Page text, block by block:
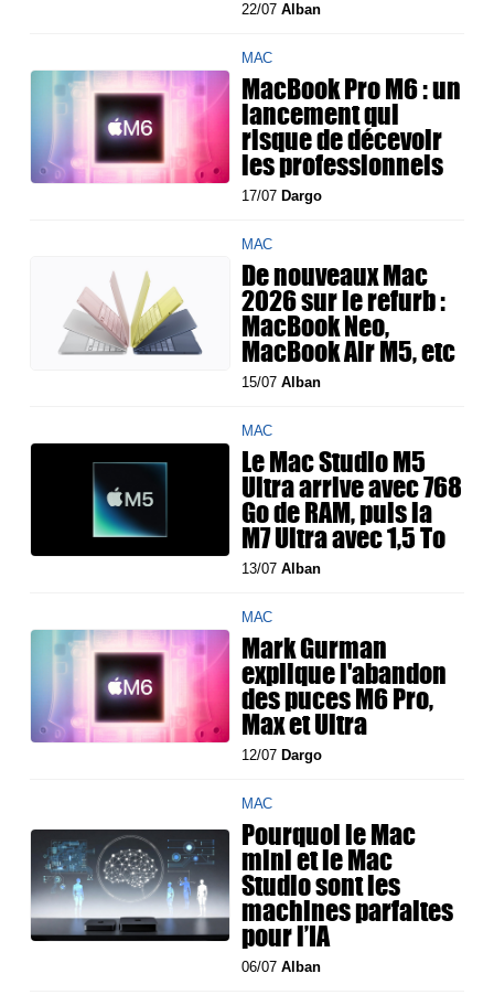
22/07Alban
MAC
MacBook Pro M6 : un
lancement qui
risque de décevoir
les professionnels
17/07 Dargo
MAC
De nouveaux Mac
2026 sur le refurb :
MacBook Neo,
MacBook Air M5, etc
15/07Alban
MAC
Le Mac Studio M5
Ultra arrive avec 768
Go de RAM, puis la
M7 Ultra avec 1,5 To
13/07Alban
MAC
Mark Gurman
explique l'abandon
des puces M6 Pro,
Max et Ultra
12/07 Dargo
MAC
Pourquoi le Mac
mini et le Mac
Studio sont les
machines parfaites
pour l’IA
06/07Alban